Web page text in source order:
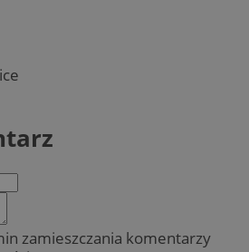
zamieszczania komentarzy